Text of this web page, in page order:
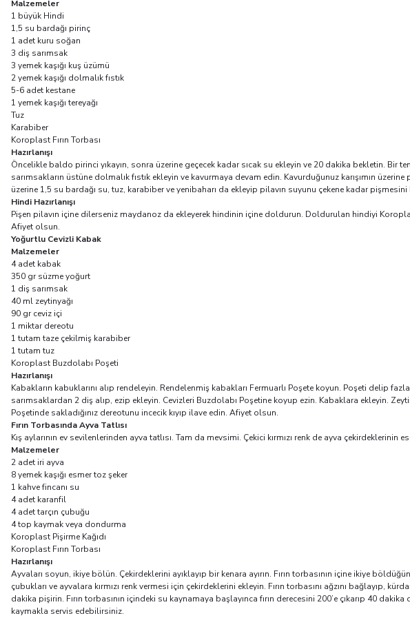
Malzemeler
1 büyük Hindi
1,5 su bardağı pirinç
1 adet kuru soğan
3 diş sarımsak
3 yemek kaşığı kuş üzümü
2 yemek kaşığı dolmalık fıstık
5-6 adet kestane
1 yemek kaşığı tereyağı
Tuz
Karabiber
Koroplast Fırın Torbası
Hazırlanışı
Öncelikle baldo pirinci yıkayın, sonra üzerine geçecek kadar sıcak su ekleyin ve 20 dakika bekletin. Bir
sarımsakların üstüne dolmalık fıstık ekleyin ve kavurmaya devam edin. Kavurduğunuz karışımın
üzerine 1,5 su bardağı su, tuz, karabiber ve yenibaharı da ekleyip pilavın suyunu çekene kadar pişmesini
Hindi Hazırlanışı
Pişen pilavın içine dilerseniz maydanoz da ekleyerek hindinin içine doldurun. Doldurulan hindiyi
Afiyet olsun.
Yoğurtlu Cevizli Kabak
Malzemeler
4 adet kabak
350 gr süzme yoğurt
1 diş sarımsak
40 ml zeytinyağı
90 gr ceviz içi
1 miktar dereotu
1 tutam taze çekilmiş karabiber
1 tutam tuz
Koroplast Buzdolabı Poşeti
Hazırlanışı
Kabakların kabuklarını alıp rendeleyin. Rendelenmiş kabakları Fermuarlı Poşete koyun. Poşeti delip
sarımsaklardan 2 diş alıp, ezip ekleyin. Cevizleri Buzdolabı Poşetine koyup ezin. Kabaklara ekleyin.
Poşetinde sakladığınız dereotunu incecik kıyıp ilave edin. Afiyet olsun.
Fırın Torbasında Ayva Tatlısı
Kış aylarının ev sevilenlerinden ayva tatlısı. Tam da mevsimi. Çekici kırmızı renk de ayva çekirdeklerinin
Malzemeler
2 adet iri ayva
8 yemek kaşığı esmer toz şeker
1 kahve fincanı su
4 adet karanfil
4 adet tarçın çubuğu
4 top kaymak veya dondurma
Koroplast Pişirme Kağıdı
Koroplast Fırın Torbası
Hazırlanışı
Ayvaları soyun, ikiye bölün. Çekirdeklerini ayıklayıp bir kenara ayırın. Fırın torbasının içine ikiye
çubukları ve ayvalara kırmızı renk vermesi için çekirdeklerini ekleyin. Fırın torbasını ağzını bağlayıp,
dakika pişirin. Fırın torbasının içindeki su kaynamaya başlayınca fırın derecesini 200’e çıkarıp 40
kaymakla servis edebilirsiniz.